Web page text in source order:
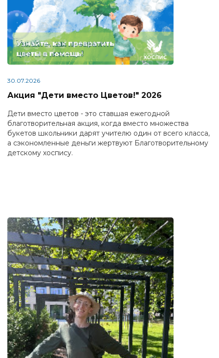
30.07.2026
Акция "Дети вместо Цветов!" 2026
Дети вместо цветов - это ставшая ежегодной
благотворительная акция, когда вместо множества
букетов школьники дарят учителю один от всего класса,
а сэкономленные деньги жертвуют Благотворительному
детскому хоспису.